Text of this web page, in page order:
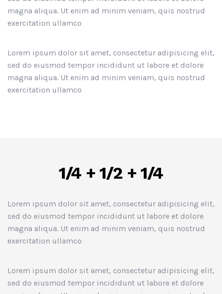
magna aliqua. Ut enim ad minim veniam, quis nostrud
exercitation ullamco
Lorem ipsum dolor sit amet, consectetur adipisicing elit,
sed do eiusmod tempor incididunt ut labore et dolore
magna aliqua. Ut enim ad minim veniam, quis nostrud
exercitation ullamco
1/4 + 1/2 + 1/4
Lorem ipsum dolor sit amet, consectetur adipisicing elit,
sed do eiusmod tempor incididunt ut labore et dolore
magna aliqua. Ut enim ad minim veniam, quis nostrud
exercitation ullamco
Lorem ipsum dolor sit amet, consectetur adipisicing elit,
sed do eiusmod tempor incididunt ut labore et dolore